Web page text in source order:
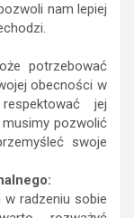
nam lepiej
potrzebować
obecności w
jej
pozwolić
swoje
w radzeniu sobie